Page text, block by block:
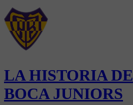
LA HISTORIA DE
BOCA JUNIORS